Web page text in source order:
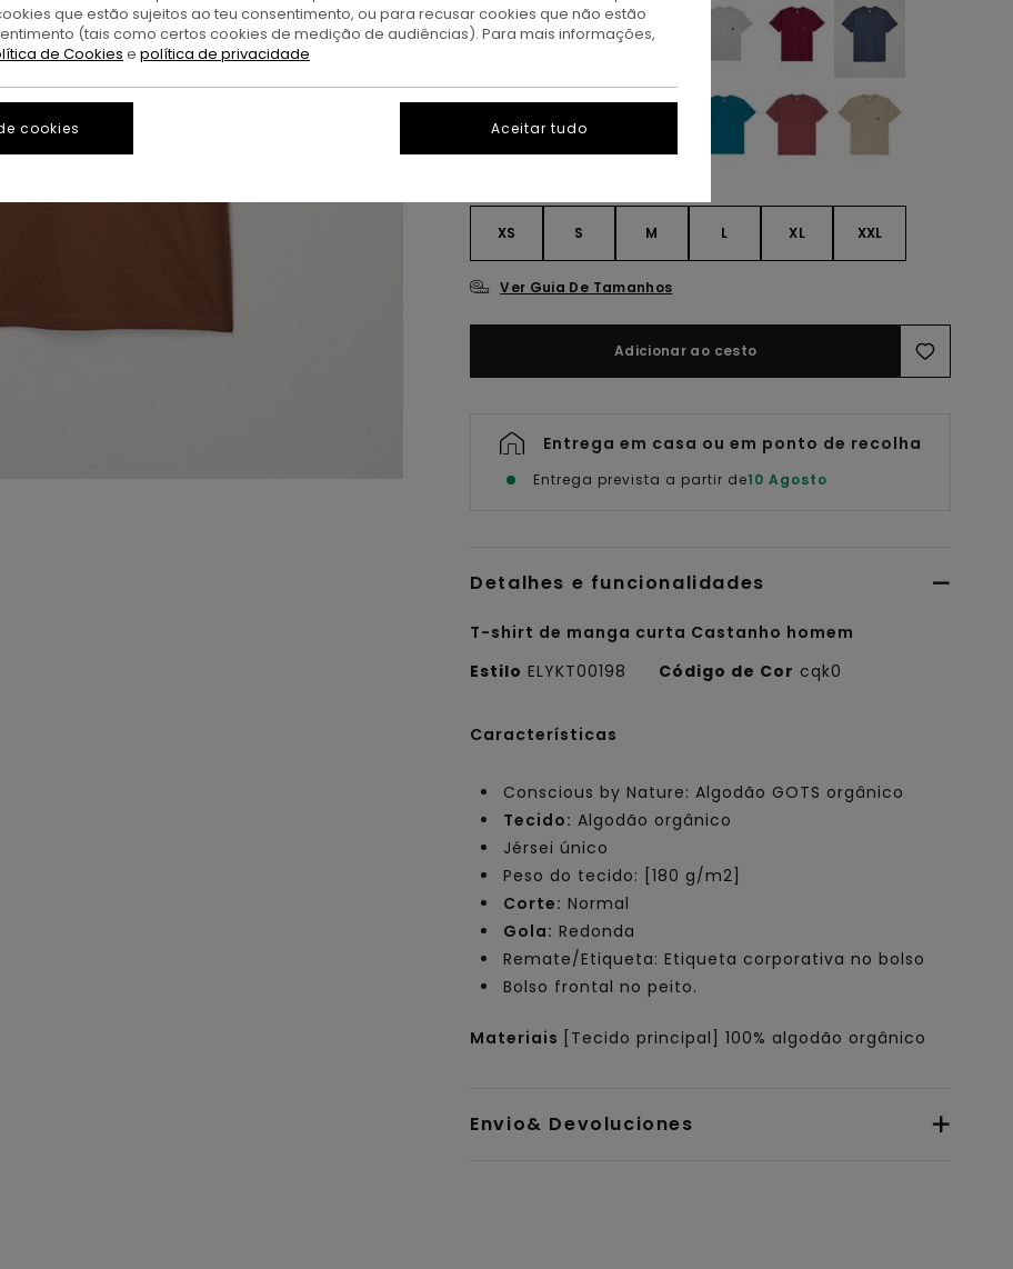
XS S M L XL XXL
Ver Guia De Tamanhos
Adicionar ao cesto
Entrega em casa ou em ponto de recolha
Entrega prevista a partir de10 Agosto
Detalhes e funcionalidades
T-shirt de manga curta Castanho homem
Estilo ELYKT00198 Código de Cor cqk0
Características
Conscious by Nature: Algodão GOTS orgânico
Tecido: Algodão orgânico
Jérsei único
Peso do tecido: [180 g/m2]
Corte: Normal
Gola: Redonda
Remate/Etiqueta: Etiqueta corporativa no bolso
Bolso frontal no peito.
Materiais [Tecido principal] 100% algodão orgânico
Envio& Devoluciones
que estão sujeitos ao teu consentimento, ou para recusar cookies que não estão
(tais como certos cookies de medição de audiências). Para mais informações,
de Cookies e política de privacidade
cookies Aceitar tudo